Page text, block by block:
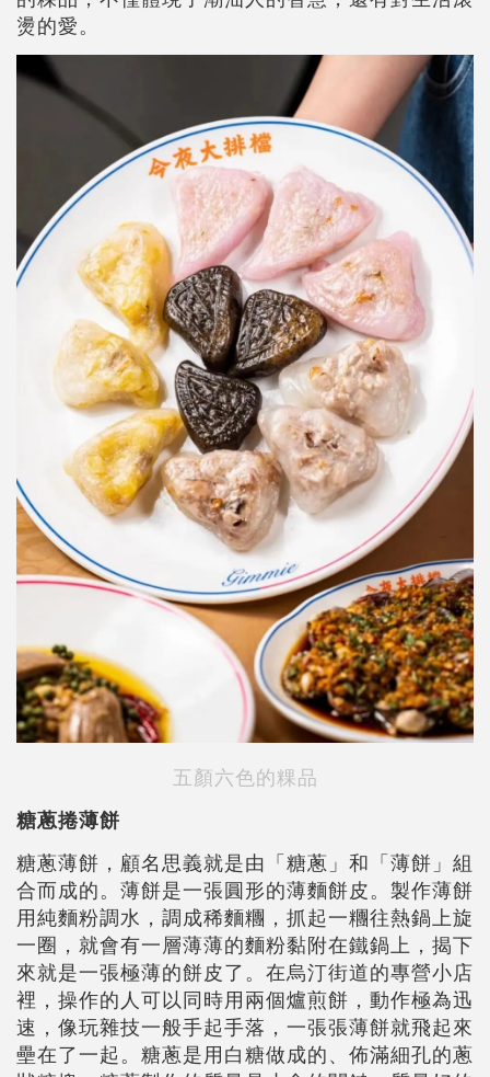
燙的愛。
五顏六色的粿品
糖蔥捲薄餅
糖蔥薄餅，顧名思義就是由「糖蔥」和「薄餅」組
合而成的。薄餅是一張圓形的薄麵餅皮。製作薄餅
用純麵粉調水，調成稀麵糰，抓起一糰往熱鍋上旋
一圈，就會有一層薄薄的麵粉黏附在鐵鍋上，揭下
來就是一張極薄的餅皮了。在烏汀街道的專營小店
裡，操作的人可以同時用兩個爐煎餅，動作極為迅
速，像玩雜技一般手起手落，一張張薄餅就飛起來
壘在了一起。糖蔥是用白糖做成的、佈滿細孔的蔥